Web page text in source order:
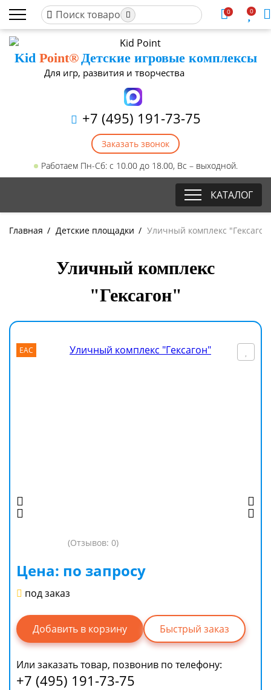
0 0
KidPoint®Детские игровые комплексы
Для игр, развития и творчества
+7 (495) 191-73-75
Заказать звонок
Работаем Пн-Сб: с 10.00 до 18.00, Вс – выходной.
КАТАЛОГ
Главная / Детские площадки / Уличный комплекс
Уличный комплекс
"Гексагон"
EAC
(Отзывов: 0)
Цена: по запросу
под заказ
Быстрый заказ
Или заказать товар, позвонив по телефону:
+7 (495) 191-73-75